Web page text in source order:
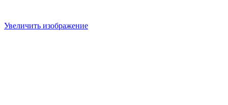
Увеличить изображение